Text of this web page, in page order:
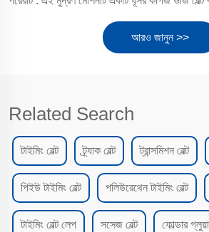
আরও জানুন >>
Related Search
টাইমিং বেল্ট ট্র্যাক বেল্ট ট্রান্সমিশন বেল্ট
পিইউ টাইমিং বেল্ট পলিউরেথেন টাইমিং বেল্ট
টাইমিং বেল্ট লেপ সসেজ বেল্ট ফোল্ডার